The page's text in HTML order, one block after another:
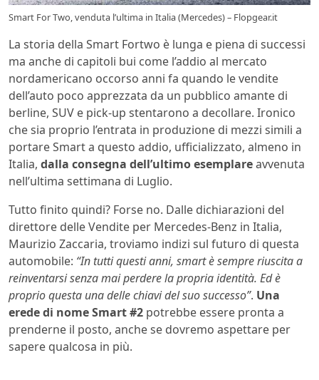
Smart For Two, venduta l’ultima in Italia (Mercedes) – Flopgear.it
La storia della Smart Fortwo è lunga e piena di successi
ma anche di capitoli bui come l’addio al mercato
nordamericano occorso anni fa quando le vendite
dell’auto poco apprezzata da un pubblico amante di
berline, SUV e pick-up stentarono a decollare. Ironico
che sia proprio l’entrata in produzione di mezzi simili a
portare Smart a questo addio, ufficializzato, almeno in
Italia, dalla consegna dell’ultimo esemplareavvenuta
nell’ultima settimana di Luglio.
Tutto finito quindi? Forse no. Dalle dichiarazioni del
direttore delle Vendite per Mercedes-Benz in Italia,
Maurizio Zaccaria, troviamo indizi sul futuro di questa
automobile: “In tutti questi anni, smart è sempre riuscita a
reinventarsi senza mai perdere la propria identità. Ed è
proprio questa una delle chiavi del suo successo”. Una
erede di nome Smart #2 potrebbe essere pronta a
prenderne il posto, anche se dovremo aspettare per
sapere qualcosa in più.